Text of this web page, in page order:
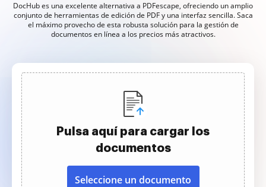
DocHub es una excelente alternativa a PDFescape, ofreciendo un amplio
conjunto de herramientas de edición de PDF y una interfaz sencilla. Saca
el máximo provecho de esta robusta solución para la gestión de
documentos en línea a los precios más atractivos.
Pulsa aquí para cargar los
documentos
Seleccione un documento